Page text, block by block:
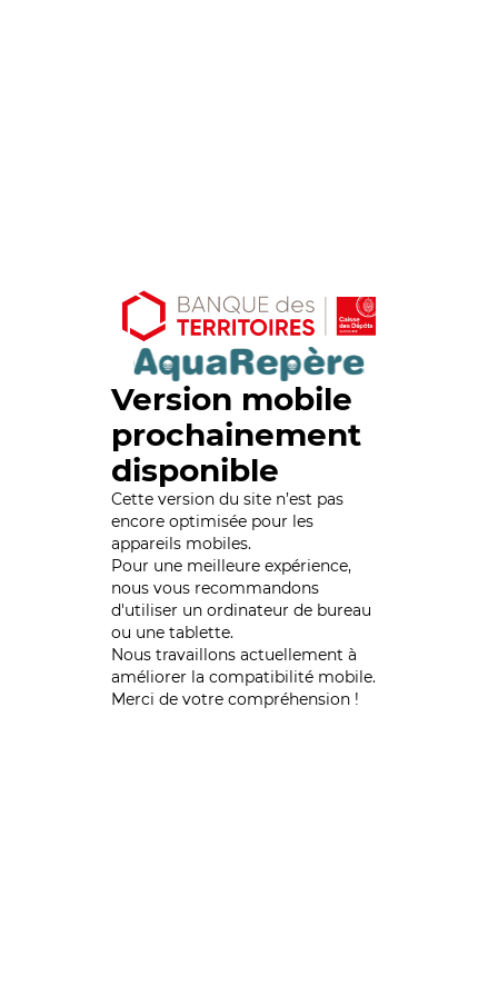
Version mobile
prochainement
disponible
Cette version du site n’est pas
encore optimisée pour les
appareils mobiles.
Pour une meilleure expérience,
nous vous recommandons
d'utiliser un ordinateur de bureau
ou une tablette.
Nous travaillons actuellement à
améliorer la compatibilité mobile.
Merci de votre compréhension !